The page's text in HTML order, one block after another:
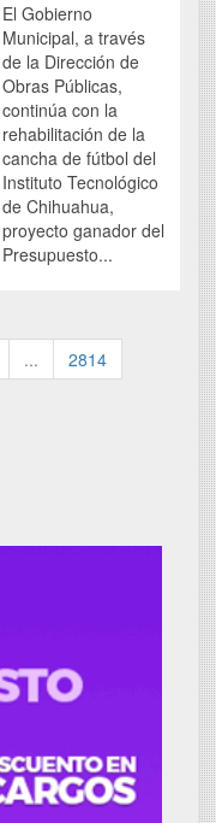
El Gobierno
Municipal, a través
de la Dirección de
Obras Públicas,
continúa con la
rehabilitación de la
cancha de fútbol del
Instituto Tecnológico
de Chihuahua,
proyecto ganador del
Presupuesto...
...
2814